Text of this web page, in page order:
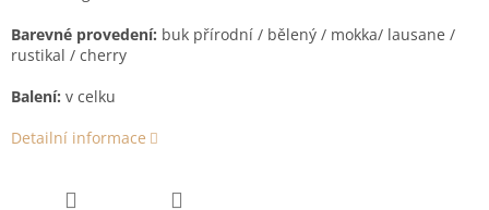
Barevné provedení: buk přírodní / bělený / mokka/ lausane /
rustikal / cherry
Balení: v celku
Detailní informace